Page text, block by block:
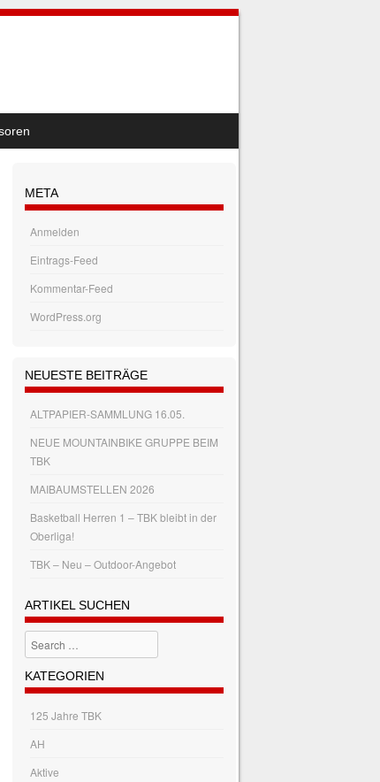
META
Anmelden
Eintrags-Feed
Kommentar-Feed
WordPress.org
NEUESTE BEITRÄGE
ALTPAPIER-SAMMLUNG 16.05.
NEUE MOUNTAINBIKE GRUPPE BEIM
TBK
MAIBAUMSTELLEN 2026
Basketball Herren 1 – TBK bleibt in der
Oberliga!
TBK – Neu – Outdoor-Angebot
ARTIKEL SUCHEN
Search
KATEGORIEN
125 Jahre TBK
AH
Aktive